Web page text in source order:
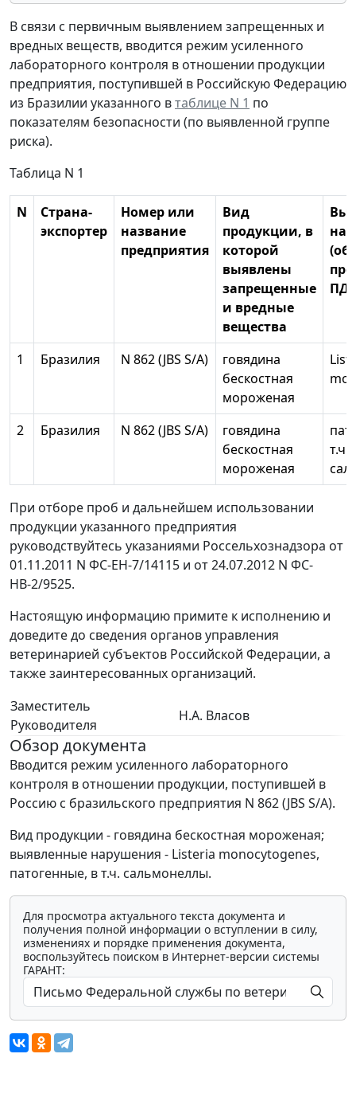
В связи с первичным выявлением запрещенных и
вредных веществ, вводится режим усиленного
лабораторного контроля в отношении продукции
предприятия, поступившей в Российскую Федерацию
из Бразилии указанного втаблице N 1 по
показателям безопасности (по выявленной группе
риска).
Таблица N 1
N
Страна-
экспортер
Номер или
название
предприятия
Вид
продукции, в
которой
выявлены
запрещенные
и вредные
вещества
1 Бразилия N 862 (JBS S/A)
говядина
бескостная
мороженая
2 Бразилия N 862 (JBS S/A)
говядина
бескостная
мороженая
т.ч.
При отборе проб и дальнейшем использовании
продукции указанного предприятия
руководствуйтесь указаниями Россельхознадзора от
01.11.2011 N ФС-ЕН-7/14115 и от 24.07.2012 N ФС-
НВ-2/9525.
Настоящую информацию примите к исполнению и
доведите до сведения органов управления
ветеринарией субъектов Российской Федерации, а
также заинтересованных организаций.
Заместитель
Руководителя
Н.А. Власов
Обзор документа
Вводится режим усиленного лабораторного
контроля в отношении продукции, поступившей в
Россию с бразильского предприятия N 862 (JBS S/A).
Вид продукции - говядина бескостная мороженая;
выявленные нарушения - Listeria monocytogenes,
патогенные, в т.ч. сальмонеллы.
Для просмотра актуального текста документа и
получения полной информации о вступлении в силу,
изменениях и порядке применения документа,
воспользуйтесь поиском в Интернет-версии системы
ГАРАНТ: